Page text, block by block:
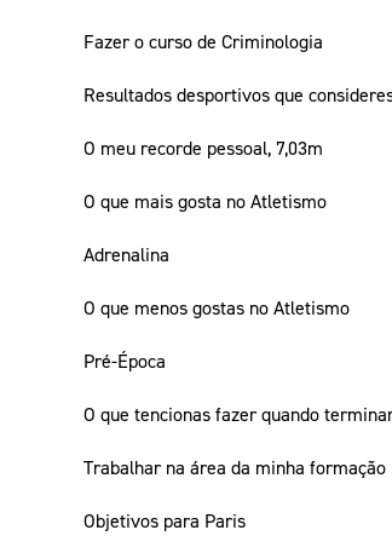
Fazer o curso de Criminologia
Resultados desportivos que
O meu recorde pessoal, 7,03m
O que mais gosta no Atletismo
Adrenalina
O que menos gostas no Atletismo
Pré-Época
O que tencionas fazer quando
Trabalhar na área da minha formação
Objetivos para Paris